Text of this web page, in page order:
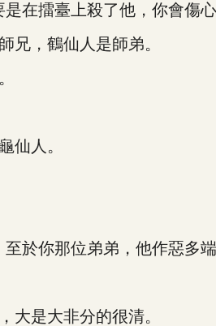
擂臺上殺了他，你會傷
，鶴仙人是師弟。
人。
你那位弟弟，他作惡多
是大非分的很清。